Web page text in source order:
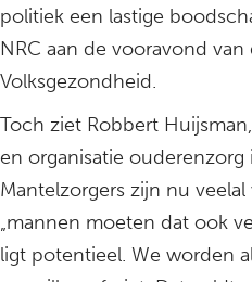
politiek een lastige
NRC aan de vooravond
Volksgezondheid.
Toch ziet Robbert
en organisatie ouderenzorg
Mantelzorgers zijn nu
„mannen moeten dat ook
ligt potentieel. We worden